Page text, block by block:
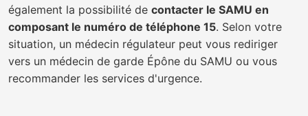
également la possibilité de contacter le SAMU en
composant le numéro de téléphone 15. Selon votre
situation, un médecin régulateur peut vous rediriger
vers un médecin de garde Épône du SAMU ou vous
recommander les services d'urgence.